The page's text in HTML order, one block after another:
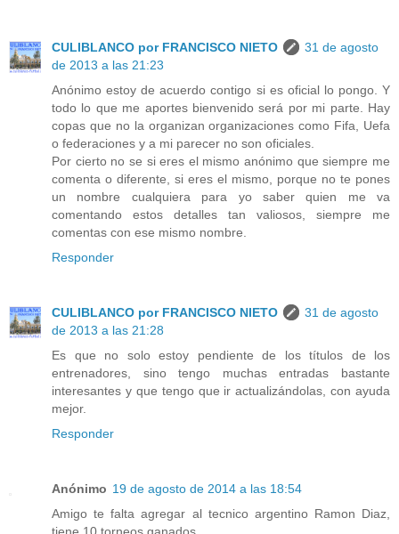
CULIBLANCO por FRANCISCO NIETO
31 de agosto
de 2013 a las 21:23
Anónimo estoy de acuerdo contigo si es oficial lo pongo. Y
todo lo que me aportes bienvenido será por mi parte. Hay
copas que no la organizan organizaciones como Fifa, Uefa
o federaciones y a mi parecer no son oficiales.
Por cierto no se si eres el mismo anónimo que siempre me
comenta o diferente, si eres el mismo, porque no te pones
un nombre cualquiera para yo saber quien me va
comentando estos detalles tan valiosos, siempre me
comentas con ese mismo nombre.
Responder
CULIBLANCO por FRANCISCO NIETO
31 de agosto
de 2013 a las 21:28
Es que no solo estoy pendiente de los títulos de los
entrenadores, sino tengo muchas entradas bastante
interesantes y que tengo que ir actualizándolas, con ayuda
mejor.
Responder
Anónimo 19 de agosto de 2014 a las 18:54
Amigo te falta agregar al tecnico argentino Ramon Diaz,